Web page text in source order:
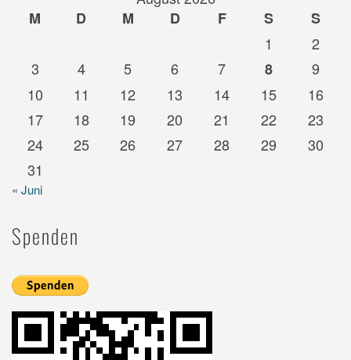
M
D M D F S
S
1
2
3
4 5 6 7 8
9
10
11 12 13 14 15
16
17
18 19 20 21 22
23
24
25 26 27 28 29
30
31
« Juni
Spenden